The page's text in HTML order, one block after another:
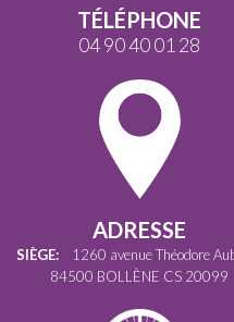
TÉLÉPHONE
04 90 40 01 28
ADRESSE
SIÈGE: 1260 avenue Théodore
84500 BOLLÈNE CS 20099